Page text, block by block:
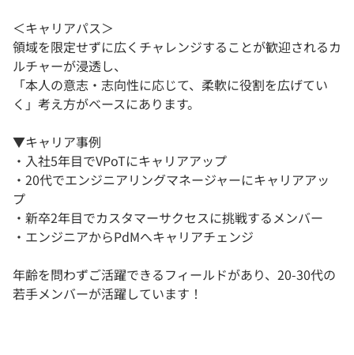
＜キャリアパス＞
領域を限定せずに広くチャレンジすることが歓迎されるカ
ルチャーが浸透し、
「本人の意志・志向性に応じて、柔軟に役割を広げてい
く」考え方がベースにあります。
▼キャリア事例
・入社5年目でVPoTにキャリアアップ
・20代でエンジニアリングマネージャーにキャリアアッ
プ
・新卒2年目でカスタマーサクセスに挑戦するメンバー
・エンジニアからPdMへキャリアチェンジ
年齢を問わずご活躍できるフィールドがあり、20-30代の
若手メンバーが活躍しています！